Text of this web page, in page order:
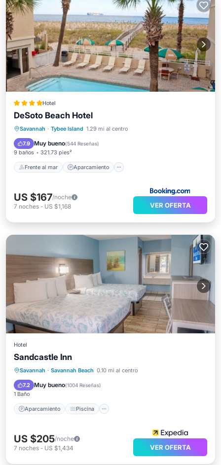
Hotel
DeSoto Beach Hotel
Savannah · Tybee Island 1.29 mi al centro
7.9 Muy bueno(544 Reseñas)
9 baños 321.73 pies²
Frente al mar Aparcamiento
Frente al mar Aparcamiento
Vista al mar
US $167/noche
7 noches - US $1,168 VER OFERTA
Hotel
Sandcastle Inn
Savannah · Savannah Beach 0.10 mi al centro
7.2 Muy bueno(1004 Reseñas)
1 Baño
Aparcamiento Piscina
Aparcamiento Piscina
Aire acondicionado
US $205/noche
7 noches - US $1,434 VER OFERTA